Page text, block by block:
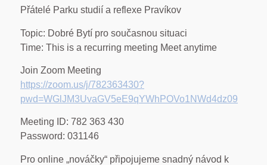
Přátelé Parku studií a reflexe Pravíkov
Topic: Dobré Bytí pro současnou situaci
Time: This is a recurring meeting Meet anytime
Join Zoom Meeting
https://zoom.us/j/782363430?
pwd=WGlJM3UvaGV5eE9qYWhPOVo1NWd4dz09
Meeting ID: 782 363 430
Password: 031146
Pro online „nováčky“ připojujeme snadný návod k